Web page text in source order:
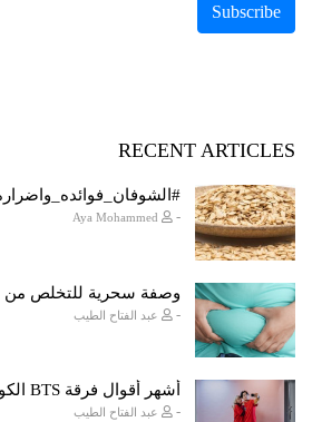
RECENT ARTICLES
-
وصفة سحرية للتخلص من
- عبد الفتاح الطيب
أشهر أقوال فرقة BTS الكورية الشهيرة
- عبد الفتاح الطيب